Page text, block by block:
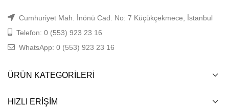
Cumhuriyet Mah. İnönü Cad. No: 7 Küçükçekmece, İstanbul
Telefon: 0 (553) 923 23 16
WhatsApp: 0 (553) 923 23 16
ÜRÜN KATEGORILERI
HIZLI ERIŞIM